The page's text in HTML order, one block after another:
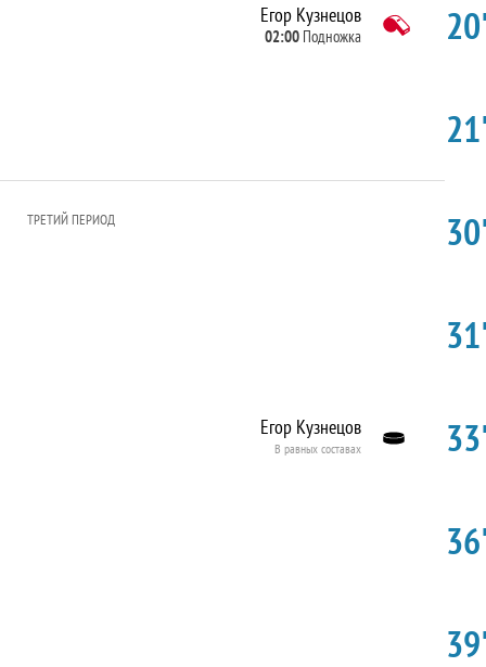
Егор Кузнецов
02:00 Подножка
ТРЕТИЙ ПЕРИОД
Егор Кузнецов
В равных составах